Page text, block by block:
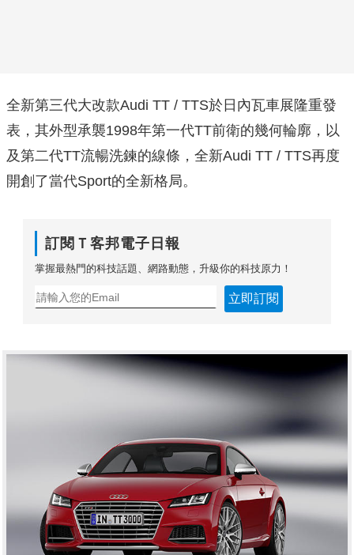
全新第三代大改款Audi TT / TTS於日內瓦車展隆重發
表，其外型承襲1998年第一代TT前衛的幾何輪廓，以
及第二代TT流暢洗鍊的線條，全新Audi TT / TTS再度
開創了當代Sport的全新格局。
訂閱Ｔ客邦電子日報
掌握最熱門的科技話題、網路動態，升級你的科技原力！
立即訂閱